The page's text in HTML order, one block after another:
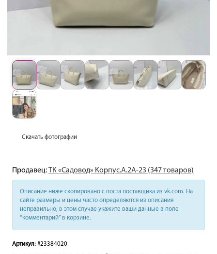
Скачать фотографии
Продавец:ТК «Садовод» Корпус.А.2А-23 (347 товаров)
Описание ниже скопировано с поста поставщика из vk.com. На
сайте размеры и цены часто определяются из описания
неправильно, в этом случае укажите ваши данные в поле
“комментарий” в корзине.
Артикул: #23384020